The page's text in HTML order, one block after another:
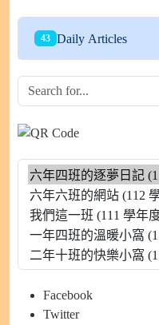
43 Daily Articles
Facebook
Twitter